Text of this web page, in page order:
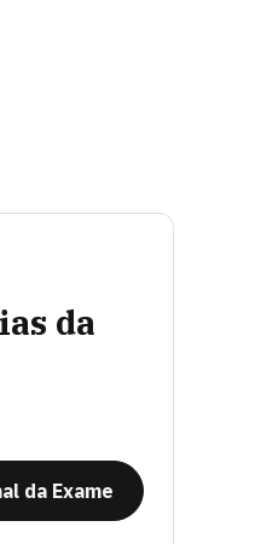
da
da Exame